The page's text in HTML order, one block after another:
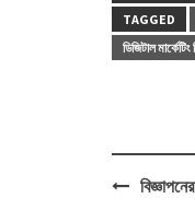
TAGGED
ডিজিটাল
Post